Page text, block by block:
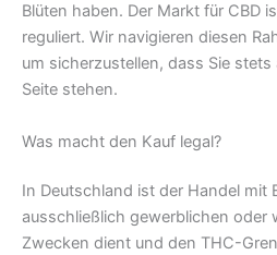
Blüten haben. Der Markt für CBD
reguliert. Wir navigieren diesen
um sicherzustellen, dass Sie
Seite stehen.
Was macht den Kauf legal?
In Deutschland ist der Handel mit
ausschließlich gewerblichen oder
Zwecken dient und den THC-